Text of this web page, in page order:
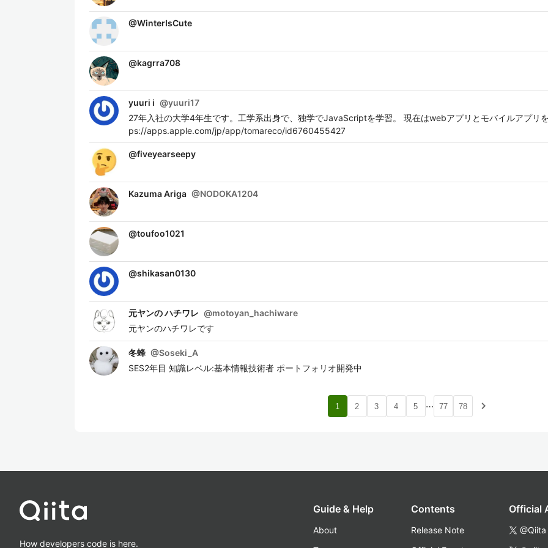
@WinterIsCute
@kagrra708
yuuri i @yuuri17
27年入社の大学4年生です。工学系出身で、独学でJavaScriptを学習。 現在はwebアプリとモバイルアプリ
ps://apps.apple.com/jp/app/tomareco/id6760455427
@fiveyearseepy
Kazuma Ariga @NODOKA1204
@toufoo1021
@shikasan0130
元ヤンの ハチワレ @motoyan_hachiware
元ヤンのハチワレです
冬蜂 @Soseki_A
SES2年目 知識レベル:基本情報技術者 ポートフォリオ開発中
1 2 3 4 5 … 77 78 navigate_next
How developers code is here.
Guide & Help
About
Contents
Release Note
Official
@Qiita